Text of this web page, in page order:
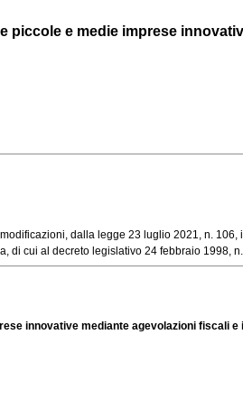
e medie imprese
dalla legge 23 luglio 2021, n.
di cui al decreto legislativo 24 febbraio 1998,
innovative mediante agevolazioni fiscali